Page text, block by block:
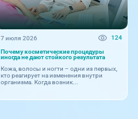
7 июля 2026 124
Почему косметические процедуры
иногда не дают стойкого результата
Кожа, волосы и ногти – одни из первых,
кто реагирует на изменения внутри
организма. Когда возник...